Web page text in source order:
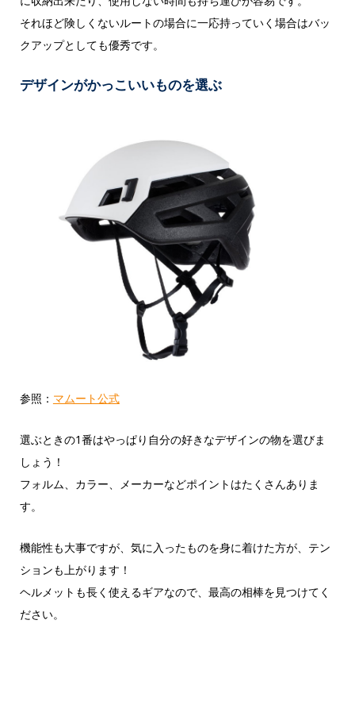
それほど険しくないルートの場合に一応持っていく場合はバッ
クアップとしても優秀です。
デザインがかっこいいものを選ぶ
参照： マムート公式
選ぶときの1番はやっぱり自分の好きなデザインの物を選びま
しょう！
フォルム、カラー、メーカーなどポイントはたくさんありま
す。
機能性も大事ですが、気に入ったものを身に着けた方が、テン
ションも上がります！
ヘルメットも長く使えるギアなので、最高の相棒を見つけてく
ださい。